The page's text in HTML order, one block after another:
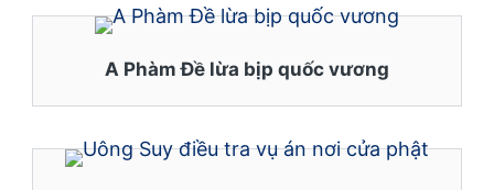
A Phàm Đề lừa bịp quốc vương